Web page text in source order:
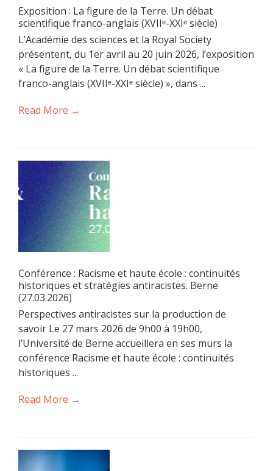
Exposition : La figure de la Terre. Un débat
scientifique franco-anglais (XVIIᵉ-XXIᵉ siècle)
L’Académie des sciences et la Royal Society
présentent, du 1er avril au 20 juin 2026, l’exposition
« La figure de la Terre. Un débat scientifique
franco-anglais (XVIIᵉ-XXIᵉ siècle) », dans ...
Read More →
Conférence : Racisme et haute école : continuités
historiques et stratégies antiracistes. Berne
(27.03.2026)
Perspectives antiracistes sur la production de
savoir Le 27 mars 2026 de 9h00 à 19h00,
l’Université de Berne accueillera en ses murs la
conférence Racisme et haute école : continuités
historiques ...
Read More →